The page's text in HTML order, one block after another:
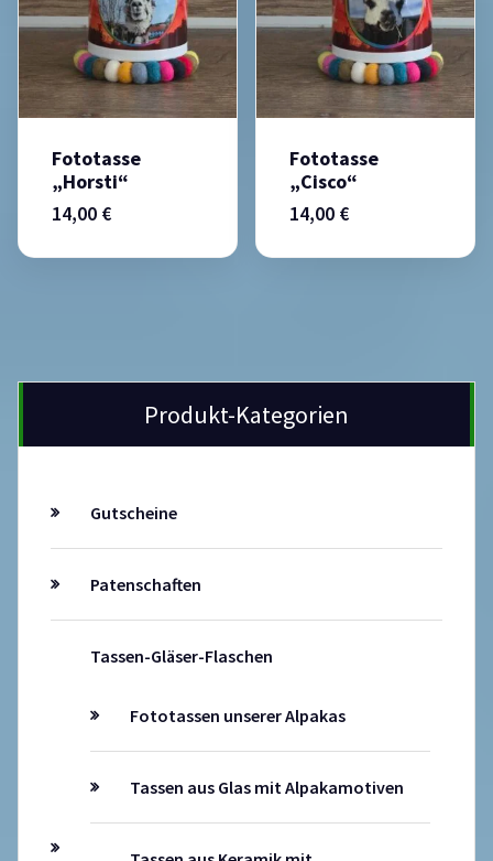
Fototasse
„Horsti“
14,00 €
Fototasse
„Cisco“
14,00 €
Produkt-Kategorien
Gutscheine
Patenschaften
Tassen-Gläser-Flaschen
Fototassen unserer Alpakas
Tassen aus Glas mit Alpakamotiven